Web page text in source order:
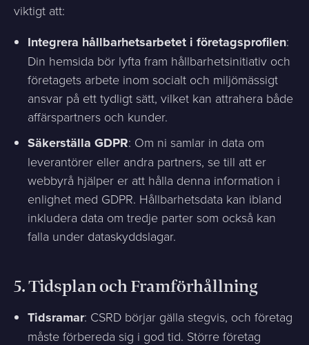
viktigt att:
Integrera hållbarhetsarbetet i företagsprofilen:
Din hemsida bör lyfta fram hållbarhetsinitiativ och
företagets arbete inom socialt och miljömässigt
ansvar på ett tydligt sätt, vilket kan attrahera både
affärspartners och kunder.
Säkerställa GDPR: Om ni samlar in data om
leverantörer eller andra partners, se till att er
webbyrå hjälper er att hålla denna information i
enlighet med GDPR. Hållbarhetsdata kan ibland
inkludera data om tredje parter som också kan
falla under dataskyddslagar.
5.Tidsplan och Framförhållning
Tidsramar: CSRD börjar gälla stegvis, och företag
måste förbereda sig i god tid. Större företag